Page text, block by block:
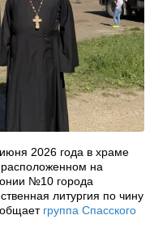
2026 года в храме
на
№10 города
литургия по чину
группа Спасского